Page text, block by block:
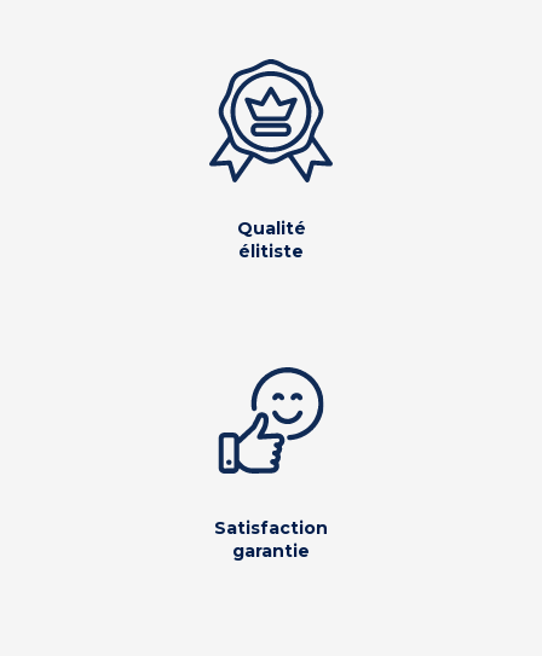
Qualité
élitiste
Satisfaction
garantie